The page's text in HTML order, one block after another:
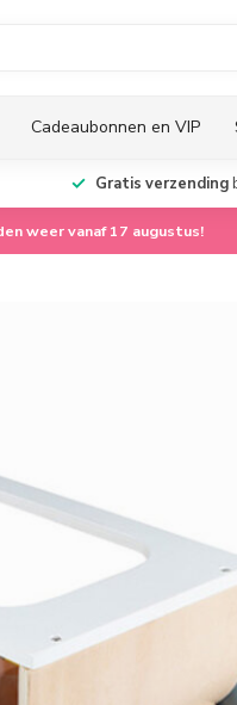
Cadeaubonnen en VIP
Gratis verzending
weer vanaf 17 augustus!